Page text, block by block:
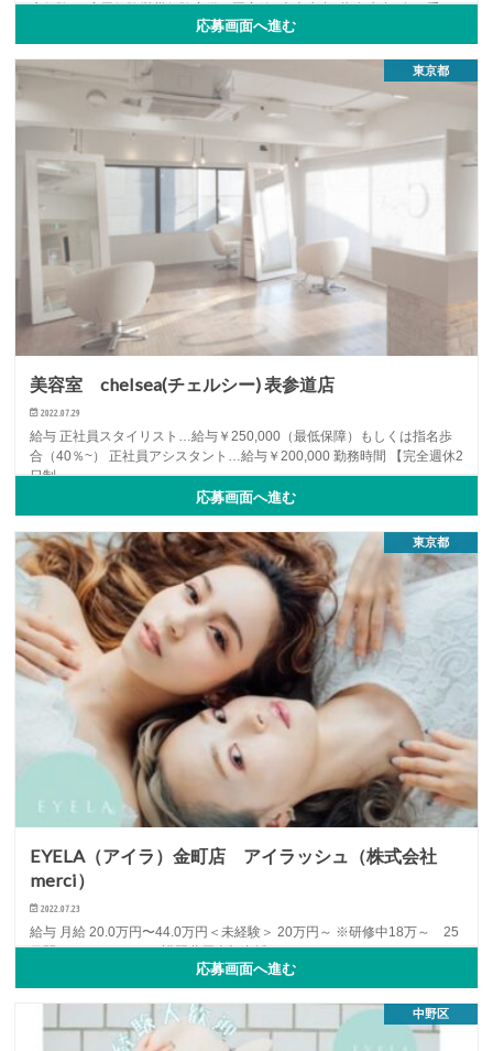
康保険)・雇用保険労災保険完備・固定給+売上歩合+指名歩合+各種手
応募画面へ進む
東京都
美容室 chelsea(チェルシー) 表参道店
2022.07.29
給与 正社員スタイリスト​…給与￥250,000（最低保障）もしくは指名歩
合（40％~） 正社員アシスタント​…給与￥200,000 勤務時間 【完全週休2
日制…
オススメ スタイリスト
応募画面へ進む
東京都
EYELA（アイラ）金町店 アイラッシュ（株式会社
merci）
2022.07.23
給与 月給 20.0万円〜44.0万円＜未経験＞ 20万円～ ※研修中18万～ 25
日間のアイドレッサー講習費用全額支援 …
アルバイト・パート 中途
応募画面へ進む
中野区